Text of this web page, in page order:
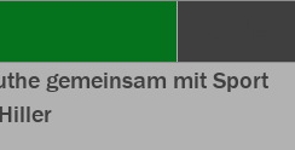
gemeinsam mit Sport
Hiller